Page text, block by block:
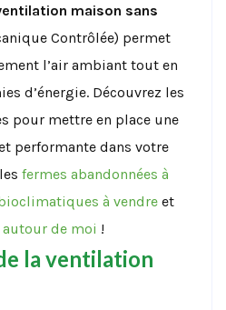
maison sans
Contrôlée) permet
l’air ambiant tout en
d’énergie. Découvrez les
pour mettre en place une
performante dans votre
fermes abandonnées à
à vendre et
autour de moi !
la ventilation